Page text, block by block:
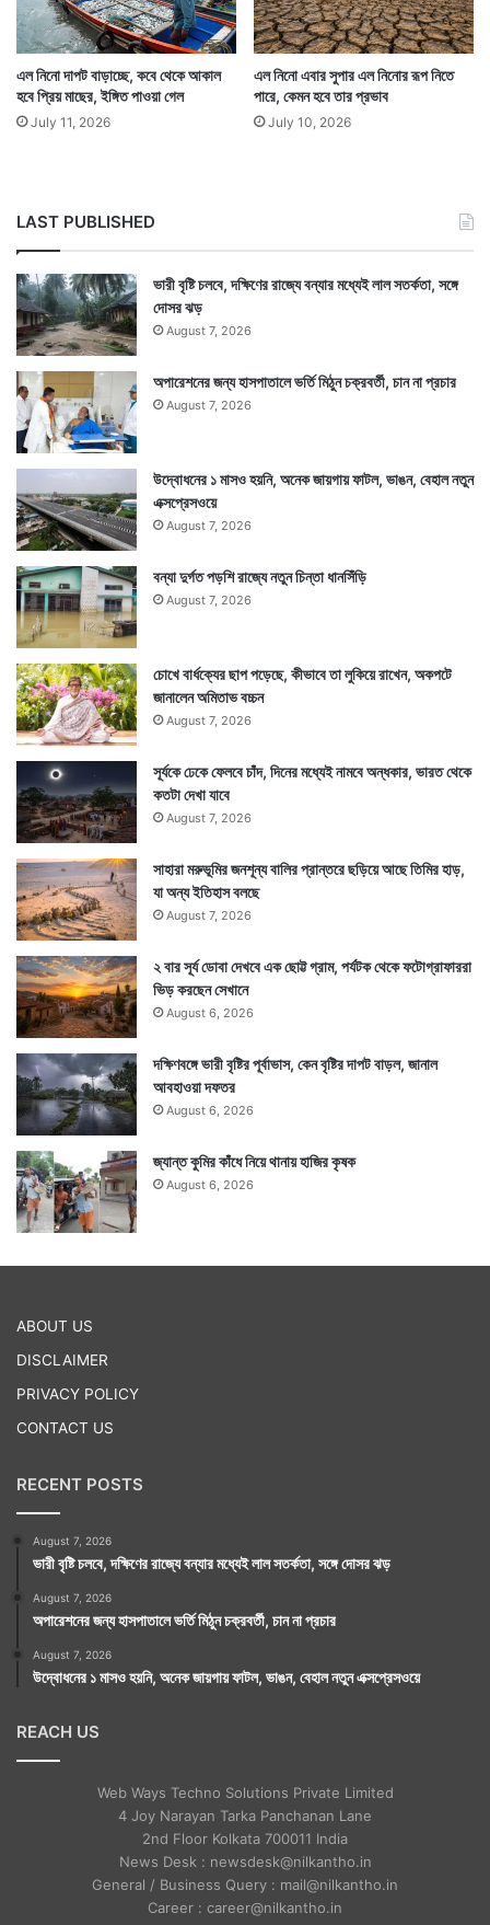
আবহবিদেরা মনে করছেন জুলাই ও অগাস্টে এল নিনো সেভাবে তার
প্রভাব বিস্তার করতে পারবেনা। সেক্ষেত্রে বৃষ্টি হতেই পারে।
দেশ। — সংবাদ সংস্থার সাহায্য নিয়ে লেখা
Tags Weather
এল নিনো দাপট বাড়াচ্ছে, কবে থেকে আকাল
হবে প্রিয় মাছের, ইঙ্গিত পাওয়া গেল
July 11, 2026
এল নিনো এবার সুপার এল নিনোর রূপ নিতে
পারে, কেমন হবে তার প্রভাব
July 10, 2026
LAST PUBLISHED
ভারী বৃষ্টি চলবে, দক্ষিণের রাজ্যে বন্যার মধ্যেই লাল সতর্কতা, সঙ্গে
দোসর ঝড়
August 7, 2026
অপারেশনের জন্য হাসপাতালে ভর্তি মিঠুন চক্রবর্তী, চান না প্রচার
August 7, 2026
উদ্বোধনের ১ মাসও হয়নি, অনেক জায়গায় ফাটল, ভাঙন, বেহাল নতুন
এক্সপ্রেসওয়ে
August 7, 2026
বন্যা দুর্গত পড়শি রাজ্যে নতুন চিন্তা ধানসিঁড়ি
August 7, 2026
চোখে বার্ধক্যের ছাপ পড়েছে, কীভাবে তা লুকিয়ে রাখেন, অকপটে
জানালেন অমিতাভ বচ্চন
August 7, 2026
সূর্যকে ঢেকে ফেলবে চাঁদ, দিনের মধ্যেই নামবে অন্ধকার, ভারত থেকে
কতটা দেখা যাবে
August 7, 2026
সাহারা মরুভূমির জনশূন্য বালির প্রান্তরে ছড়িয়ে আছে তিমির হাড়,
যা অন্য ইতিহাস বলছে
August 7, 2026
২ বার সূর্য ডোবা দেখবে এক ছোট্ট গ্রাম, পর্যটক থেকে ফটোগ্রাফাররা
ভিড় করছেন সেখানে
August 6, 2026
দক্ষিণবঙ্গে ভারী বৃষ্টির পূর্বাভাস, কেন বৃষ্টির দাপট বাড়ল, জানাল
আবহাওয়া দফতর
August 6, 2026
জ্যান্ত কুমির কাঁধে নিয়ে থানায় হাজির কৃষক
August 6, 2026
ABOUT US
DISCLAIMER
PRIVACY POLICY
CONTACT US
RECENT POSTS
August 7, 2026
ভারী বৃষ্টি চলবে, দক্ষিণের রাজ্যে বন্যার মধ্যেই লাল সতর্কতা, সঙ্গে দোসর ঝড়
August 7, 2026
অপারেশনের জন্য হাসপাতালে ভর্তি মিঠুন চক্রবর্তী, চান না প্রচার
August 7, 2026
উদ্বোধনের ১ মাসও হয়নি, অনেক জায়গায় ফাটল, ভাঙন, বেহাল নতুন এক্সপ্রেসওয়ে
REACH US
Web Ways Techno Solutions Private Limited
4 Joy Narayan Tarka Panchanan Lane
2nd Floor Kolkata 700011 India
News Desk : newsdesk@nilkantho.in
General / Business Query : mail@nilkantho.in
Career : career@nilkantho.in